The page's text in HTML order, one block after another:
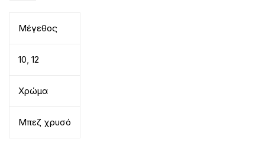
Μέγεθος
10 12
Χρώμα
Μπεζ χρυσό